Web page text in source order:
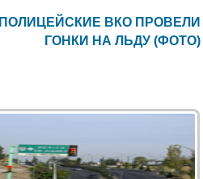
ПОЛИЦЕЙСКИЕ ВКО ПРОВЕЛИ
ГОНКИ НА ЛЬДУ (ФОТО)